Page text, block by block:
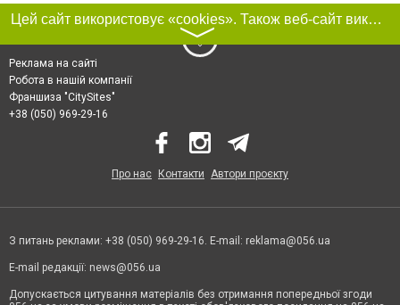
Цей сайт використовує «cookies». Також веб-сайт використовує інтернет-сервіс для збору технічних даних стосовно відвідувачів з метою отримання маркетингової та статистичної інформації. Умови обробки даних відвідувачів сайту див.
〉
Реклама на сайті
Робота в нашій компанії
Франшиза "CitySites"
+38 (050) 969-29-16
Про нас Контакти Автори проєкту
З питань реклами: +38 (050) 969-29-16. E-mail: reklama@056.ua
E-mail редакції: news@056.ua
Допускається цитування матеріалів без отримання попередньої згоди